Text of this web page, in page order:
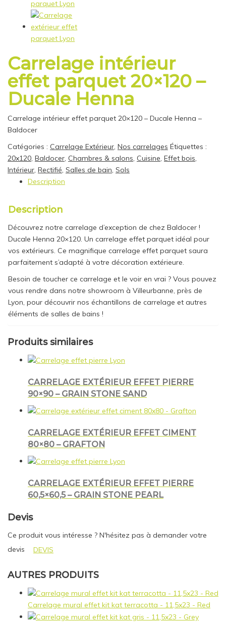
Carrelage intérieur
effet parquet 20×120 –
Ducale Henna
Carrelage intérieur effet parquet 20×120 – Ducale Henna –
Baldocer
Catégories : Carrelage Extérieur, Nos carrelages Étiquettes :
20x120, Baldocer, Chambres & salons, Cuisine, Effet bois,
Intérieur, Rectifié, Salles de bain, Sols
Description
Description
Découvrez notre carrelage d’exception de chez Baldocer !
Ducale Henna 20×120. Un carrelage effet parquet idéal pour
vos extérieurs. Ce magnifique carrelage effet parquet saura
parfaitement s’adapté à votre décoration extérieure.
Besoin de toucher ce carrelage et le voir en vrai ? Vous pouvez
vous rendre dans notre showroom à Villeurbanne, près de
Lyon, pour découvrir nos échantillons de carrelage et autres
éléments de salles de bains !
Produits similaires
CARRELAGE EXTÉRIEUR EFFET PIERRE
90×90 – GRAIN STONE SAND
CARRELAGE EXTÉRIEUR EFFET CIMENT
80×80 – GRAFTON
CARRELAGE EXTÉRIEUR EFFET PIERRE
60,5×60,5 – GRAIN STONE PEARL
Devis
Ce produit vous intéresse ? N'hésitez pas à demander votre
devis
DEVIS
AUTRES PRODUITS
Carrelage mural effet kit kat terracotta - 11,5x23 - Red